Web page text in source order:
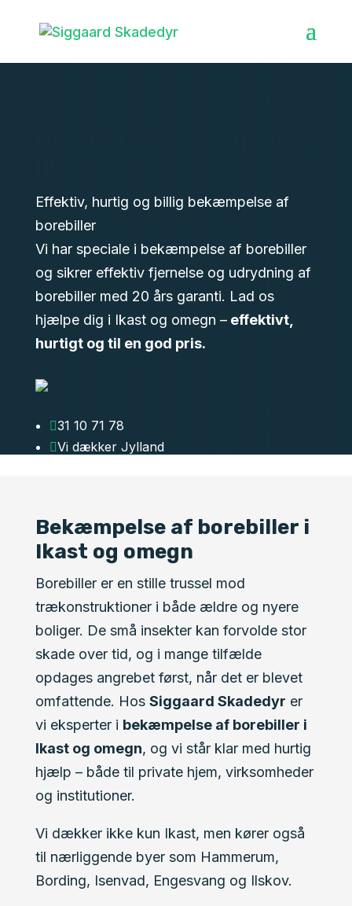
Effektiv, hurtig og billig bekæmpelse af
borebiller
Vi har speciale i bekæmpelse af borebiller
og sikrer effektiv fjernelse og udrydning af
borebiller med 20 års garanti. Lad os
hjælpe dig i Ikast og omegn –effektivt,
hurtigt og til en god pris.
31 10 71 78
Vi dækker Jylland
Bekæmpelse af borebiller i
Ikast og omegn
Borebiller er en stille trussel mod
trækonstruktioner i både ældre og nyere
boliger. De små insekter kan forvolde stor
skade over tid, og i mange tilfælde
opdages angrebet først, når det er blevet
omfattende. Hos Siggaard Skadedyr er
vi eksperter i bekæmpelse af borebiller i
Ikast og omegn, og vi står klar med hurtig
hjælp – både til private hjem, virksomheder
og institutioner.
Vi dækker ikke kun Ikast, men kører også
til nærliggende byer som Hammerum,
Bording, Isenvad, Engesvang og Ilskov.